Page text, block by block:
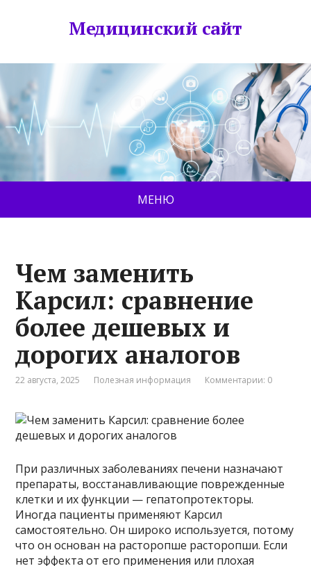
Медицинский сайт
МЕНЮ
Чем заменить
Карсил: сравнение
более дешевых и
дорогих аналогов
22 августа, 2025 Полезная информация Комментарии: 0
При различных заболеваниях печени назначают
препараты, восстанавливающие поврежденные
клетки и их функции — гепатопротекторы.
Иногда пациенты применяют Карсил
самостоятельно. Он широко используется, потому
что он основан на расторопше расторопши. Если
нет эффекта от его применения или плохая